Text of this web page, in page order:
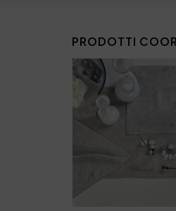
PRODOTTI